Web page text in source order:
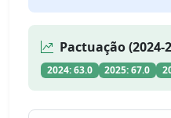
Pactuação (2024-
2024: 63.0 2025: 67.0